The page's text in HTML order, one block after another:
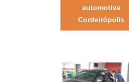
automotiva
Cordeirópolis